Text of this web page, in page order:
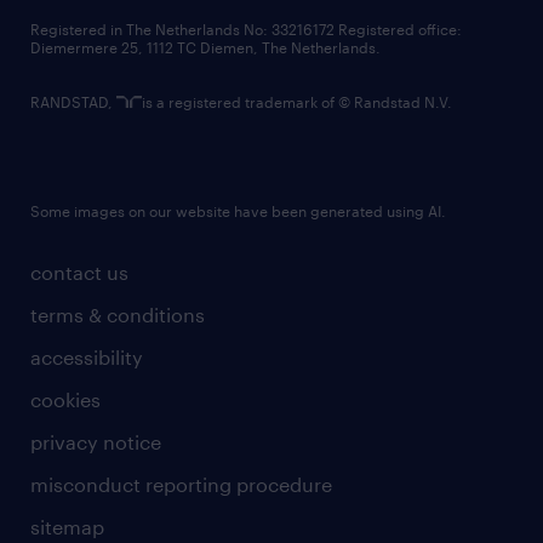
contact us
terms & conditions
accessibility
cookies
privacy notice
misconduct reporting procedure
sitemap
Registered in The Netherlands No: 33216172 Registered office:
Diemermere 25, 1112 TC Diemen, The Netherlands.
RANDSTAD, is a registered trademark of © Randstad N.V.
Some images on our website have been generated using AI.